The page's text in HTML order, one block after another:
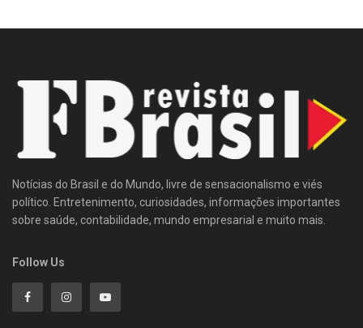
Notícias do Brasil e do Mundo, livre de sensacionalismo e viés
político. Entretenimento, curiosidades, informações importantes
sobre saúde, contabilidade, mundo empresarial e muito mais.
Follow Us